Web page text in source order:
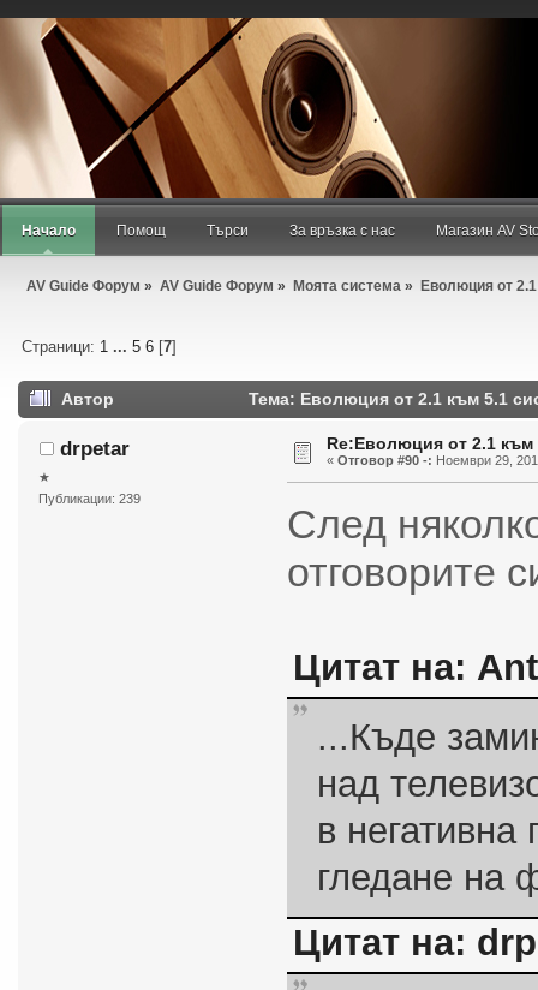
Добре дошъл/дошла, Гост. Моля, въведи своето потребителско име
регистрирай
Август 06, 2026, 11:50:15 am
Начало Помощ Търси За връзка с нас Магазин AV
AV Guide Форум » AV Guide Форум » Моята система» Еволюция от
Страници: 1 ... 5 6[7]
Автор Тема: Еволюция от 2.1 към 5.1
drpetar
★
Публикации: 239
Re:Еволюция от 2.1 към
« Отговор #90 -: Ноември 29,
След
отговорите
Цитат на:
...Къде
над
в
гледане на
Цитат на: